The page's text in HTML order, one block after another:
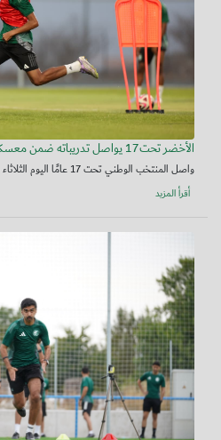
الأخضر تحت17 يواصل تدريباته ضمن معسكر الطائف
واصل المنتخب الوطني تحت 17 عامًا اليوم الثلاثاء تدريباته ضمن معسكره في...
أقرأ المزيد